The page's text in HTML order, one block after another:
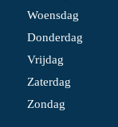
Woensdag
Donderdag
Vrijdag
Zaterdag
Zondag